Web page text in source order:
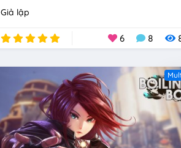
Giả lập
6 8